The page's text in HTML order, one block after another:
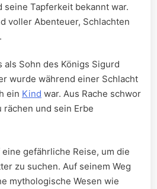
Tapferkeit‌ bekannt war.
voller Abenteuer, ⁤Schlachten
als Sohn‌ des ​Königs‍ Sigurd
wurde während ‍einer Schlacht
ein Kind war. Aus Rache schwor
rächen und ​sein Erbe
gefährliche Reise, ⁣um die
zu⁢ suchen. Auf seinem Weg
mythologische Wesen wie